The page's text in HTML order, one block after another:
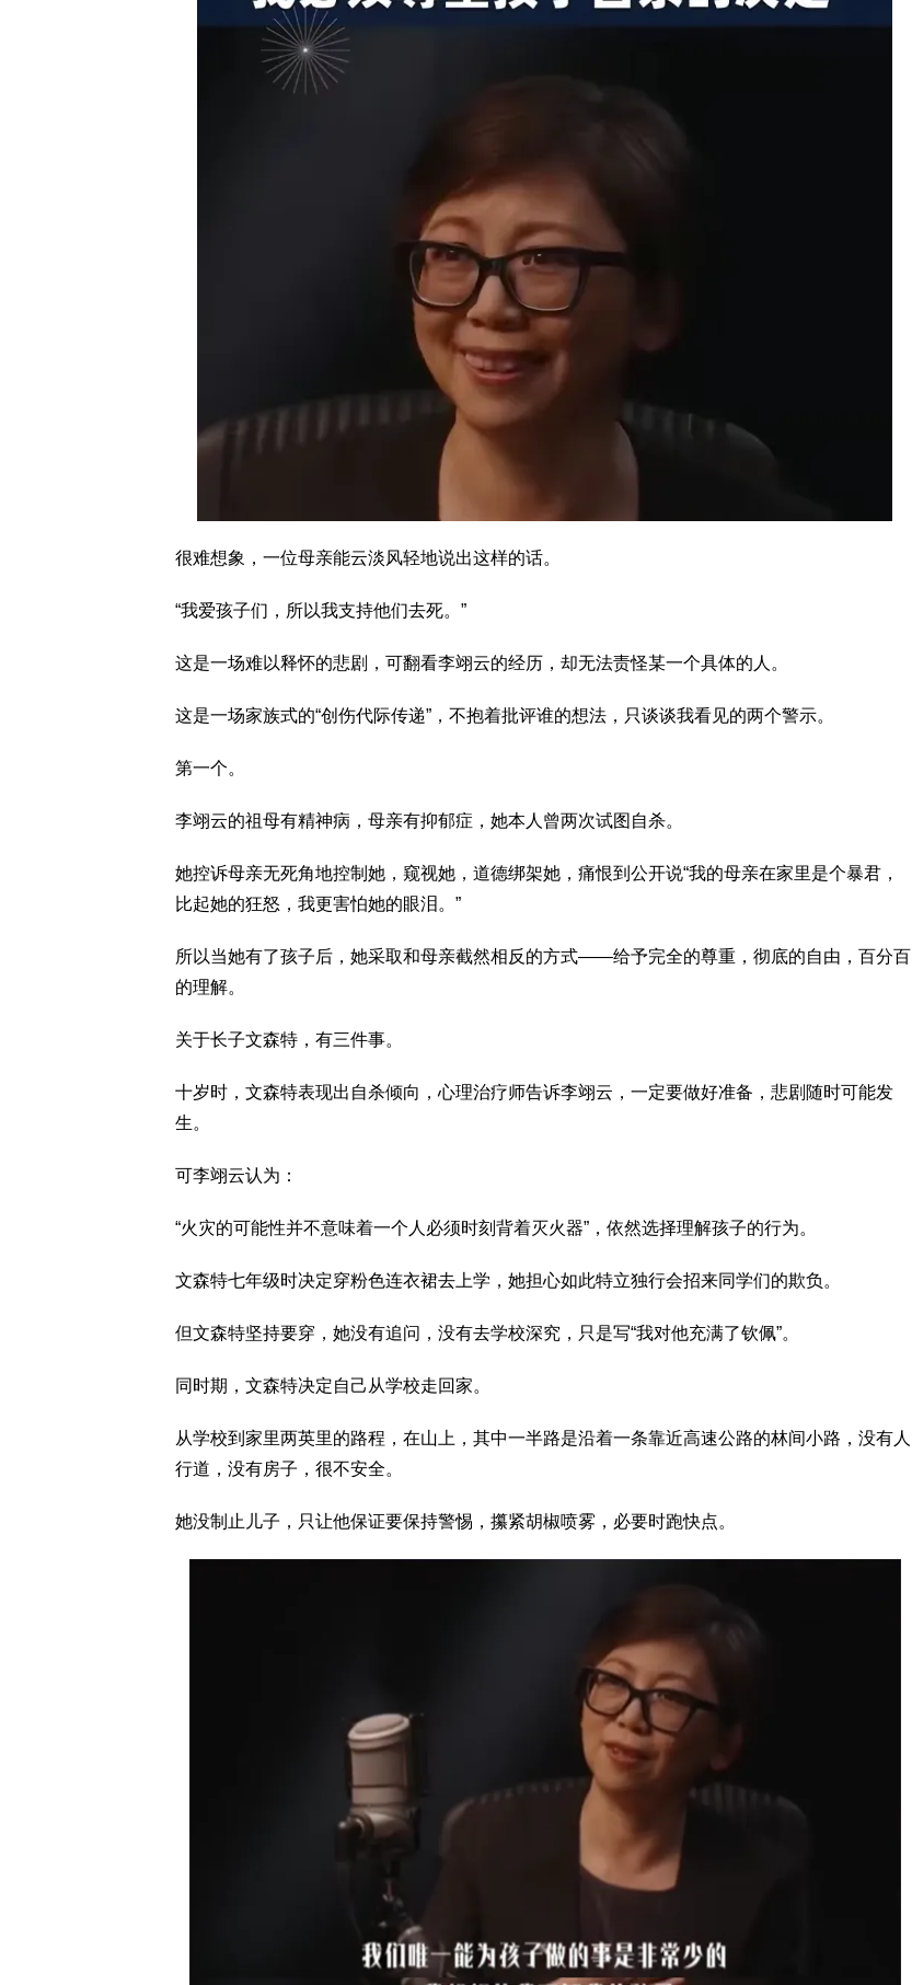
很难想象，一位母亲能云淡风轻地说出这样的话。
“我爱孩子们，所以我支持他们去死。”
这是一场难以释怀的悲剧，可翻看李翊云的经历，却无法责怪某一个具体的人。
这是一场家族式的“创伤代际传递”，不抱着批评谁的想法，只谈谈我看见的两个警示。
第一个。
李翊云的祖母有精神病，母亲有抑郁症，她本人曾两次试图自杀。
她控诉母亲无死角地控制她，窥视她，道德绑架她，痛恨到公开说“我的母亲在家里是个暴君，
比起她的狂怒，我更害怕她的眼泪。”
所以当她有了孩子后，她采取和母亲截然相反的方式——给予完全的尊重，彻底的自由，百分百
的理解。
关于长子文森特，有三件事。
十岁时，文森特表现出自杀倾向，心理治疗师告诉李翊云，一定要做好准备，悲剧随时可能发
生。
可李翊云认为：
“火灾的可能性并不意味着一个人必须时刻背着灭火器”，依然选择理解孩子的行为。
文森特七年级时决定穿粉色连衣裙去上学，她担心如此特立独行会招来同学们的欺负。
但文森特坚持要穿，她没有追问，没有去学校深究，只是写“我对他充满了钦佩”。
同时期，文森特决定自己从学校走回家。
从学校到家里两英里的路程，在山上，其中一半路是沿着一条靠近高速公路的林间小路，没有人
行道，没有房子，很不安全。
她没制止儿子，只让他保证要保持警惕，攥紧胡椒喷雾，必要时跑快点。